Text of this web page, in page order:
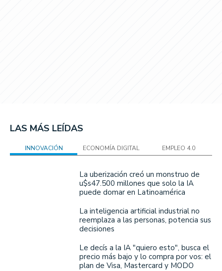
LAS MÁS LEÍDAS
INNOVACIÓN ECONOMÍA DIGITAL EMPLEO 4.0
La uberización creó un monstruo de
u$s47.500 millones que solo la IA
puede domar en Latinoamérica
La inteligencia artificial industrial no
reemplaza a las personas, potencia sus
decisiones
Le decís a la IA "quiero esto", busca el
precio más bajo y lo compra por vos: el
plan de Visa, Mastercard y MODO